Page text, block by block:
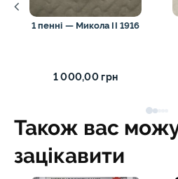
1 пенні — Микола II 1916
1 000,00 грн
Також вас
зацікавити